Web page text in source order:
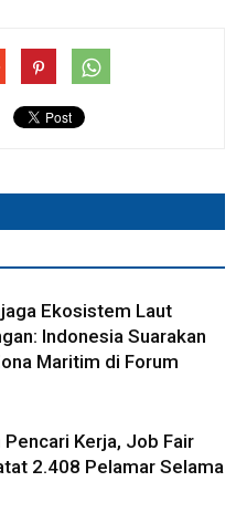
Ekosistem Laut
Indonesia Suarakan
Maritim di Forum
Pencari Kerja, Job Fair
2.408 Pelamar Selama